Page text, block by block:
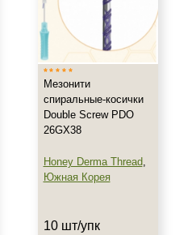
Мезонити
спиральные-косички
Double Screw PDO
26GX38
Honey Derma Thread,
Южная Корея
10 шт/упк